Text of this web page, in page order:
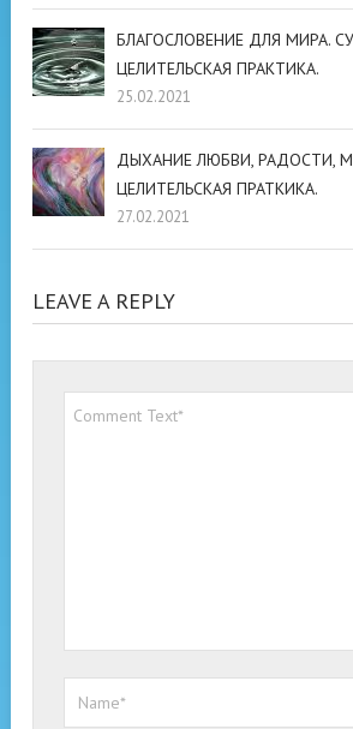
БЛАГОСЛОВЕНИЕ ДЛЯ МИРА.
ЦЕЛИТЕЛЬСКАЯ ПРАКТИКА.
25.02.2021
ДЫХАНИЕ ЛЮБВИ, РАДОСТИ,
ЦЕЛИТЕЛЬСКАЯ ПРАТКИКА.
27.02.2021
LEAVE A REPLY